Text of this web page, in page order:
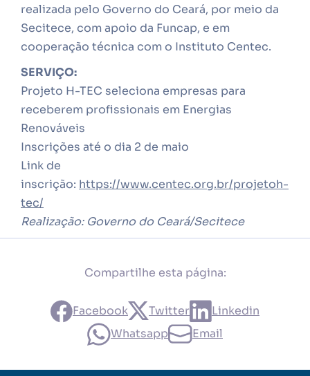
realizada pelo Governo do Ceará, por meio da
Secitece, com apoio da Funcap, e em
cooperação técnica com o Instituto Centec.
SERVIÇO:
Projeto H-TEC seleciona empresas para
receberem profissionais em Energias
Renováveis
Inscrições até o dia 2 de maio
Link de
inscrição: https://www.centec.org.br/projetoh-
tec/
Realização: Governo do Ceará/Secitece
Compartilhe esta página:
Facebook Twitter
Linkedin
Whatsapp
Email